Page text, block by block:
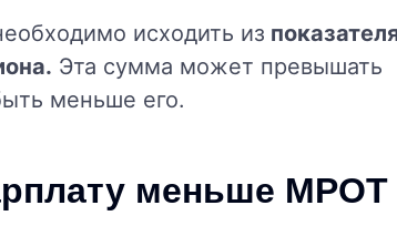
исходить из
Эта сумма может превышать
меньше его.
меньше МРОТ